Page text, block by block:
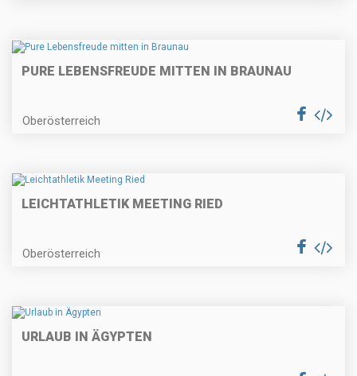
PURE LEBENSFREUDE MITTEN IN BRAUNAU
Oberösterreich
LEICHTATHLETIK MEETING RIED
Oberösterreich
URLAUB IN ÄGYPTEN